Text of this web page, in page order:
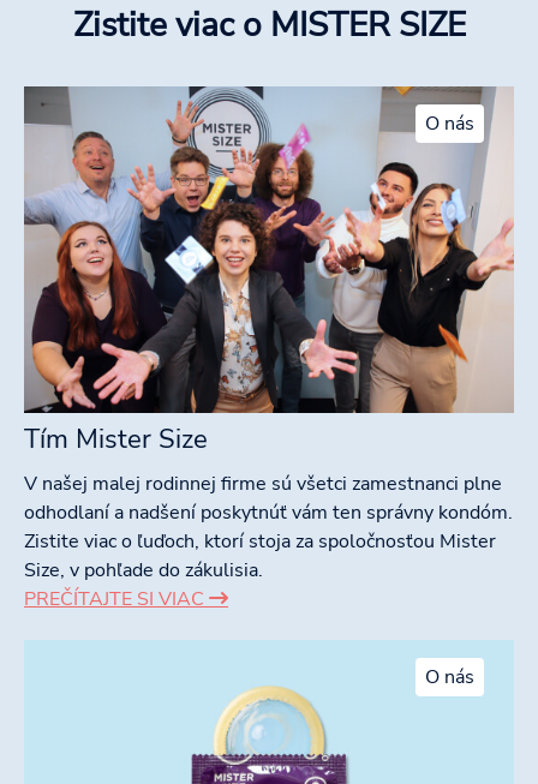
Zistite viac o MISTER SIZE
O nás
Tím Mister Size
V našej malej rodinnej firme sú všetci zamestnanci plne
odhodlaní a nadšení poskytnúť vám ten správny kondóm.
Zistite viac o ľuďoch, ktorí stoja za spoločnosťou Mister
Size, v pohľade do zákulisia.
PREČÍTAJTE SI VIAC
O nás